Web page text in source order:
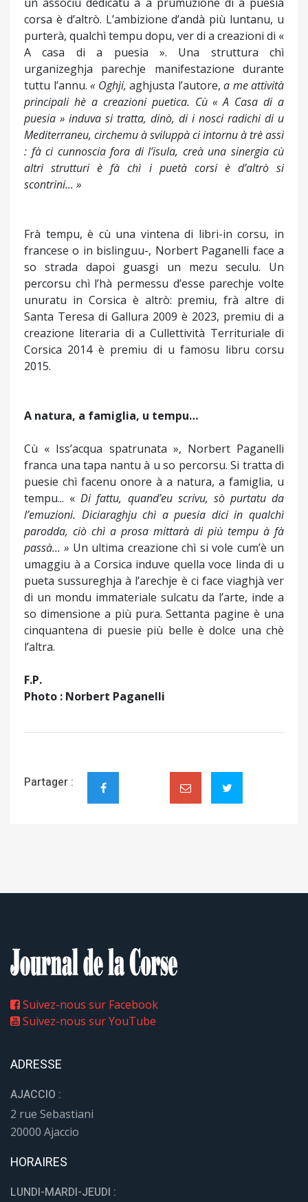
corsa è d’altrò. L’ambizione d’andà più luntanu, u
purterà, qualchì tempu dopu, ver di a creazioni di «
A casa di a puesia ». Una struttura chì
urganizeghja parechje manifestazione durante
tuttu l’annu. « Oghji, aghjusta l’autore, a me attività
principali hè a creazioni puetica. Cù « A Casa di a
puesia » induva si tratta, dinò, di i nosci radichi di u
Mediterraneu, circhemu à sviluppà ci intornu à trè assi
: fà ci cunnoscia fora di l’isula, creà una sinergia cù
altri strutturi è fà chì i puetà corsi è d’altrò si
scontrini... »
Frà tempu, è cù una vintena di libri-in corsu, in
francese o in bislinguu-, Norbert Paganelli face a
so strada dapoi guasgi un mezu seculu. Un
percorsu chì l’hà permessu d’esse parechje volte
unuratu in Corsica è altrò: premiu, frà altre di
Santa Teresa di Gallura 2009 è 2023, premiu di a
creazione literaria di a Cullettività Territuriale di
Corsica 2014 è premiu di u famosu libru corsu
2015.
A natura, a famiglia, u tempu…
Cù « Iss’acqua spatrunata », Norbert Paganelli
franca una tapa nantu à u so percorsu. Si tratta di
puesie chì facenu onore à a natura, a famiglia, u
tempu... «Di fattu, quand’eu scrivu, sò purtatu da
l’emuzioni. Diciaraghju chì a puesia dici in qualchì
parodda, ciò chì a prosa mittarà di più tempu à fà
passà... » Un ultima creazione chì si vole cum’è un
umaggiu à a Corsica induve quella voce linda di u
pueta sussureghja à l’arechje è ci face viaghjà ver
di un mondu immateriale sulcatu da l’arte, inde a
so dimensione a più pura. Settanta pagine è una
cinquantena di puesie più belle è dolce una chè
l’altra.
F.P.
Photo : Norbert Paganelli
Partager :
Suivez-nous sur Facebook
Suivez-nous sur YouTube
ADRESSE
AJACCIO :
2 rue Sebastiani
20000 Ajaccio
HORAIRES
LUNDI-MARDI-JEUDI :